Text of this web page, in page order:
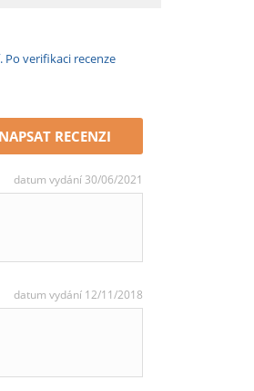
verifikaci recenze
NAPSAT RECENZI
datum vydání 30/06/2021
datum vydání 12/11/2018